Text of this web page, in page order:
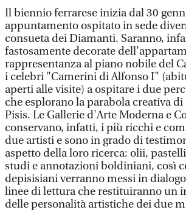
Il biennio ferrarese inizia dal 30
appuntamento ospitato in sede
consueta dei Diamanti. Saranno,
fastosamente decorate
rappresentanza al piano nobile del
i celebri "Camerini di Alfonso I"
aperti alle visite) a ospitare i due
che esplorano la parabola creativa
Pisis. Le Gallerie d'Arte Moderna e
conservano, infatti, i più ricchi e
due artisti e sono in grado di
aspetto della loro ricerca: olii,
studi e annotazioni boldiniani, così
depisisiani verranno messi in
linee di lettura che restituiranno un
delle personalità artistiche dei due